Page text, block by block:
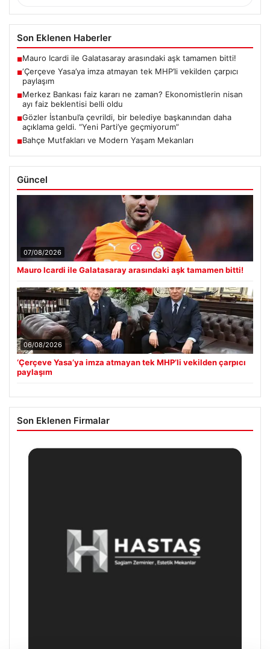
Son Eklenen Haberler
■Mauro Icardi ile Galatasaray arasındaki aşk tamamen bitti!
■‘Çerçeve Yasa’ya imza atmayan tek MHP’li vekilden çarpıcı
paylaşım
■Merkez Bankası faiz kararı ne zaman? Ekonomistlerin nisan
ayı faiz beklentisi belli oldu
■Gözler İstanbul’a çevrildi, bir belediye başkanından daha
açıklama geldi. “Yeni Parti’ye geçmiyorum”
■Bahçe Mutfakları ve Modern Yaşam Mekanları
Güncel
07/08/2026
Mauro Icardi ile Galatasaray arasındaki aşk tamamen bitti!
06/08/2026
‘Çerçeve Yasa’ya imza atmayan tek MHP’li vekilden çarpıcı
paylaşım
Son Eklenen Firmalar